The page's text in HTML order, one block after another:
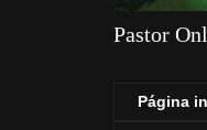
Pastor
Página